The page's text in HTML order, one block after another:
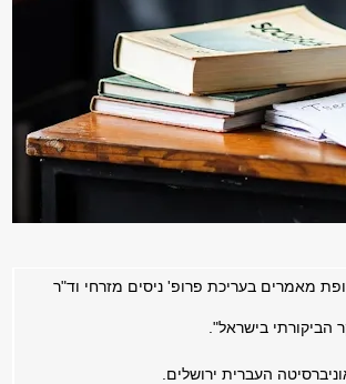
מאמרים בעריכת פרופ' ניסים מזרחי וד"ר
הביקורתי בישראל".
העברית ירושלים.